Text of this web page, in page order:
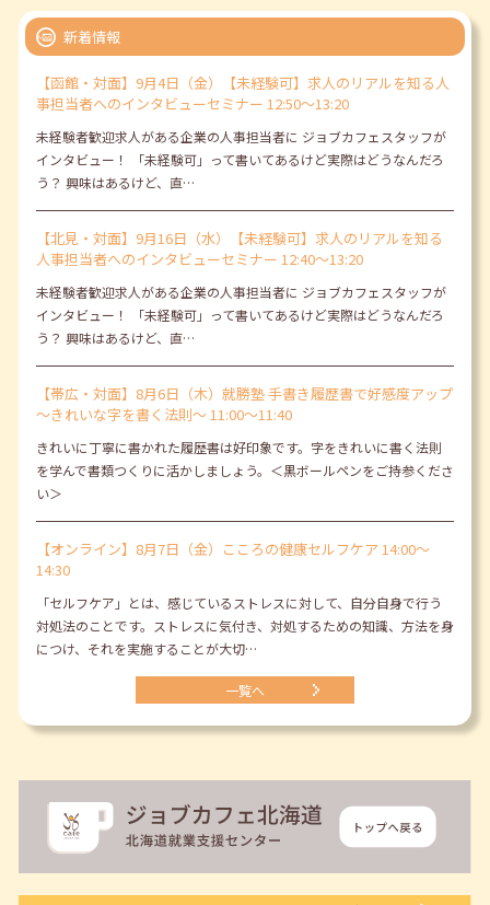
新着情報
【函館・対面】9月4日（金）【未経験可】求人のリアルを知る人
事担当者へのインタビューセミナー 12:50～13:20
未経験者歓迎求人がある企業の人事担当者に ジョブカフェスタッフが
インタビュー！ 「未経験可」って書いてあるけど実際はどうなんだろ
う？ 興味はあるけど、直…
【北見・対面】9月16日（水）【未経験可】求人のリアルを知る
人事担当者へのインタビューセミナー 12:40～13:20
未経験者歓迎求人がある企業の人事担当者に ジョブカフェスタッフが
インタビュー！ 「未経験可」って書いてあるけど実際はどうなんだろ
う？ 興味はあるけど、直…
【帯広・対面】8月6日（木）就勝塾 手書き履歴書で好感度アップ
～きれいな字を書く法則～ 11:00～11:40
きれいに丁寧に書かれた履歴書は好印象です。字をきれいに書く法則
を学んで書類つくりに活かしましょう。＜黒ボールペンをご持参くださ
い＞
【オンライン】8月7日（金）こころの健康セルフケア 14:00～
14:30
「セルフケア」とは、感じているストレスに対して、自分自身で行う
対処法のことです。ストレスに気付き、対処するための知識、方法を身
につけ、それを実施することが大切…
一覧へ